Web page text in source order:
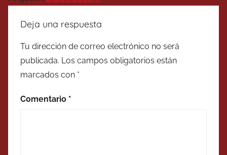
Deja una respuesta
Tu dirección de correo electrónico no será
publicada. Los campos obligatorios están
marcados con *
Comentario *